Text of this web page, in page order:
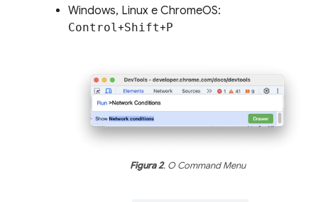
Windows, Linux e ChromeOS:
Control +Shift+P
Figura 2. O Command Menu